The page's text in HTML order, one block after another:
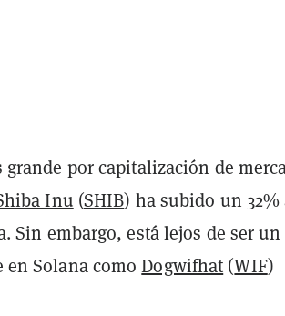
grande por capitalización de
Inu (SHIB) ha subido un 32%
Sin embargo, está lejos de ser
en Solana comoDogwifhat (WIF)